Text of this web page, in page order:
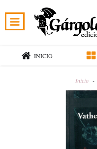
INICIO
Inicio -